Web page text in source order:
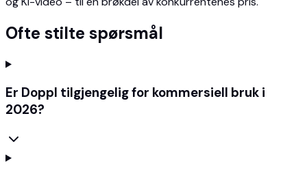
Ofte stilte spørsmål
Er Doppl tilgjengelig for kommersiell bruk i
2026?